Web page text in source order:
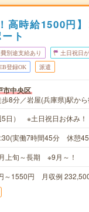
高時給1500円
ト
別途支給あり 土日祝日
登録OK 派遣
市中央区
8分／岩屋(兵庫県)駅か
5日） ※土日祝日お休み！
実働7時間45分 休憩
上旬～長期 ※9月～！
～1550円 月収例